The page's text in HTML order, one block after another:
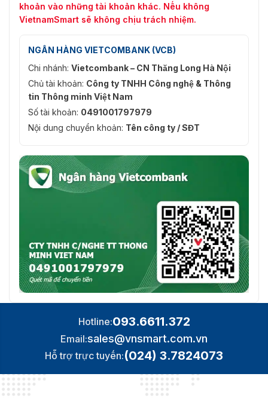
khoản vào những tài khoản khác. Nếu không
VietnamSmart sẽ không chịu trách nhiệm.
NGÂN HÀNG VIETCOMBANK (VCB)
Chi nhánh: Vietcombank – CN Thăng Long Hà Nội
Chủ tài khoản: Công ty TNHH Công nghệ & Thông
tin Thông minh Việt Nam
Số tài khoản: 0491001797979
Nội dung chuyển khoản: Tên công ty / SĐT
Hotline:093.6611.372
Email:sales@vnsmart.com.vn
Hỗ trợ trực tuyến:(024) 3.7824073